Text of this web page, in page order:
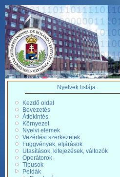
Nyelvek listája
Kezdő oldal
Bevezetés
Áttekintés
Környezet
Nyelvi elemek
Vezérlési szerkezetek
Függvények, eljárások
Utasítások, kifejezések, változók
Operátorok
Típusok
Példák